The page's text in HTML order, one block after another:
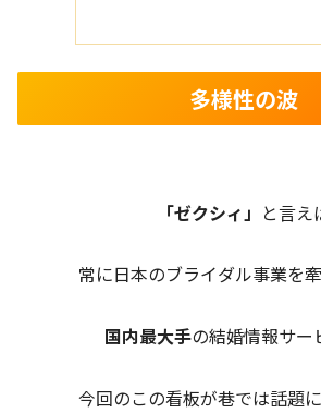
多様性の波
「ゼクシィ」 と言え
常に日本のブライダル事業を
国内最大手の結婚情報サー
今回のこの看板が巷では話題